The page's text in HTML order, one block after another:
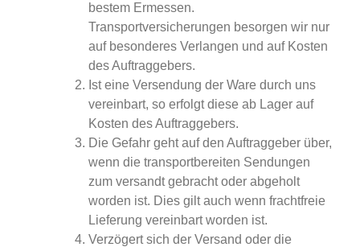
bestem Ermessen.
Transportversicherungen besorgen wir nur
auf besonderes Verlangen und auf Kosten
des Auftraggebers.
Ist eine Versendung der Ware durch uns
vereinbart, so erfolgt diese ab Lager auf
Kosten des Auftraggebers.
Die Gefahr geht auf den Auftraggeber über,
wenn die transportbereiten Sendungen
zum versandt gebracht oder abgeholt
worden ist. Dies gilt auch wenn frachtfreie
Lieferung vereinbart worden ist.
Verzögert sich der Versand oder die